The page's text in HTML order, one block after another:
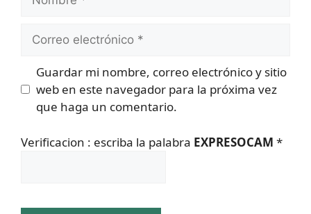
Correo
Guardar mi nombre, correo electrónico y sitio
web en este navegador para la próxima vez
que haga un comentario.
Verificacion : escriba la palabra EXPRESOCAM *